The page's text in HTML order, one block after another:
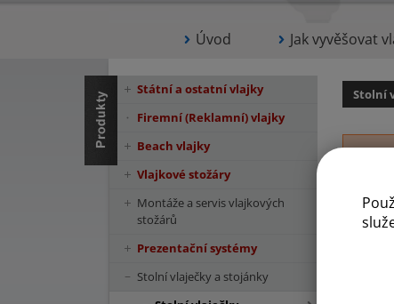
Úvod Jak vyvěšovat
Stolní
Na
Státní a ostatní vlajky
Firemní (Reklamní) vlajky
Beach vlajky
Vlajkové stožáry
Montáže a servis vlajkových
stožárů
Prezentační systémy
Stolní vlaječky a stojánky